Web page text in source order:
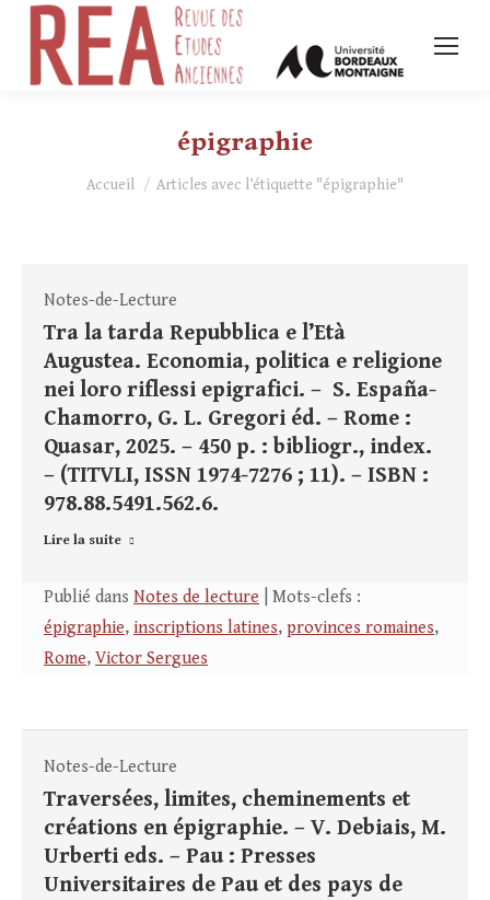
épigraphie
Vous êtes ici :
Accueil Articles avec l’étiquette "épigraphie"
Notes-de-Lecture
Tra la tarda Repubblica e l’Età
Augustea. Economia, politica e religione
nei loro riflessi epigrafici. – S. España-
Chamorro, G. L. Gregori éd. – Rome :
Quasar, 2025. – 450 p. : bibliogr., index.
– (TITVLI, ISSN 1974-7276 ; 11). – ISBN :
978.88.5491.562.6.
Lire la suite
Publié dans Notes de lecture | Mots-clefs :
épigraphie, inscriptions latines, provinces romaines,
Rome, Victor Sergues
Notes-de-Lecture
Traversées, limites, cheminements et
créations en épigraphie. – V. Debiais, M.
Urberti eds. – Pau : Presses
Universitaires de Pau et des pays de